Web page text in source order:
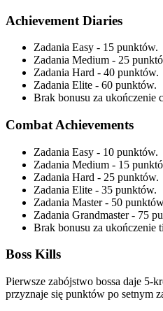
Achievement Diaries
Zadania Easy - 15 punktów.
Zadania Medium - 25
Zadania Hard - 40 punktów.
Zadania Elite - 60 punktów.
Brak bonusu za ukończenie
Combat Achievements
Zadania Easy - 10 punktów.
Zadania Medium - 15
Zadania Hard - 25 punktów.
Zadania Elite - 35 punktów.
Zadania Master - 50
Zadania Grandmaster - 75
Brak bonusu za ukończenie
Boss Kills
Pierwsze zabójstwo bossa daje 5-
przyznaje się punktów po setnym